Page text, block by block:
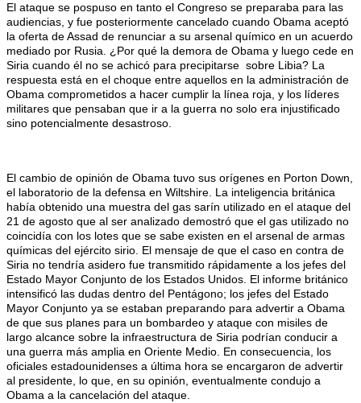
El ataque se pospuso en tanto el Congreso se preparaba para las
audiencias, y fue posteriormente cancelado cuando Obama aceptó
la oferta de Assad de renunciar a su arsenal químico en un acuerdo
mediado por Rusia. ¿Por qué la demora de Obama y luego cede en
Siria cuando él no se achicó para precipitarse sobre Libia? La
respuesta está en el choque entre aquellos en la administración de
Obama comprometidos a hacer cumplir la línea roja, y los líderes
militares que pensaban que ir a la guerra no solo era injustificado
sino potencialmente desastroso.
El cambio de opinión de Obama tuvo sus orígenes en Porton Down,
el laboratorio de la defensa en Wiltshire. La inteligencia británica
había obtenido una muestra del gas sarín utilizado en el ataque del
21 de agosto que al ser analizado demostró que el gas utilizado no
coincidía con los lotes que se sabe existen en el arsenal de armas
químicas del ejército sirio. El mensaje de que el caso en contra de
Siria no tendría asidero fue transmitido rápidamente a los jefes del
Estado Mayor Conjunto de los Estados Unidos. El informe británico
intensificó las dudas dentro del Pentágono; los jefes del Estado
Mayor Conjunto ya se estaban preparando para advertir a Obama
de que sus planes para un bombardeo y ataque con misiles de
largo alcance sobre la infraestructura de Siria podrían conducir a
una guerra más amplia en Oriente Medio. En consecuencia, los
oficiales estadounidenses a última hora se encargaron de advertir
al presidente, lo que, en su opinión, eventualmente condujo a
Obama a la cancelación del ataque.